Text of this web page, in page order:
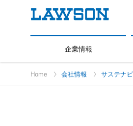
企業情報
Home 会社情報 サステナ